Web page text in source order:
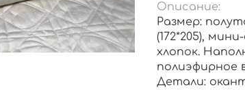
Описание:
Размер:
(172*205),
хлопок.
полиэфирное
Детали: